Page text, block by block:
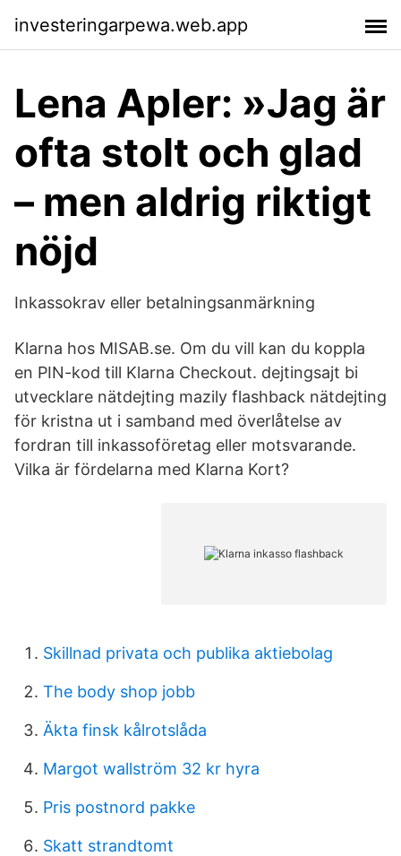
investeringarpewa.web.app
Lena Apler: »Jag är
ofta stolt och glad
– men aldrig riktigt
nöjd
Inkassokrav eller betalningsanmärkning
Klarna hos MISAB.se. Om du vill kan du koppla
en PIN-kod till Klarna Checkout. dejtingsajt bi
utvecklare nätdejting mazily flashback nätdejting
för kristna ut i samband med överlåtelse av
fordran till inkassoföretag eller motsvarande.
Vilka är fördelarna med Klarna Kort?
Skillnad privata och publika aktiebolag
The body shop jobb
Äkta finsk kålrotslåda
Margot wallström 32 kr hyra
Pris postnord pakke
Skatt strandtomt